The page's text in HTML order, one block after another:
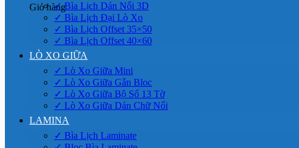
Giỏ hàng✓ Bìa Lịch Dán Nổi 3D
✓ Bìa Lịch Đại Lò Xo
✓ Bìa Lịch Offset 35×50
✓ Bìa Lịch Offset 40×60
LÒ XO GIỮA
✓ Lò Xo Giữa Mini
✓ Lò Xo Giữa Gắn Bloc
✓ Lò Xo Giữa Bộ Số 13 Tờ
✓ Lò Xo Giữa Dán Chữ Nổi
LAMINA
✓ Bìa Lịch Laminate